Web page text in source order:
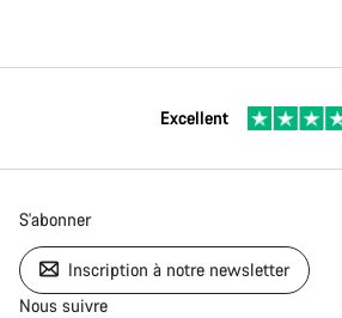
Excellent
S'abonner
Inscription à notre newsletter
Nous suivre